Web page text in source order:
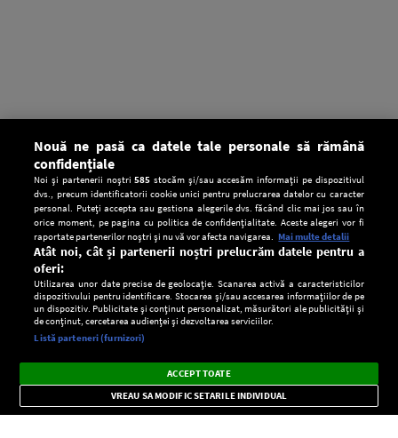
CONFIDENŢIALITATE
Setări:
Dark
Mode
Radio live, podcasturi, știri și alerte
importante.
×
Nouă ne pasă ca datele tale personale să rămână
confidențiale
Noi și partenerii noștri585 stocăm și/sau accesăm informații pe dispozitivul
dvs., precum identificatorii cookie unici pentru prelucrarea datelor cu caracter
personal. Puteți accepta sau gestiona alegerile dvs. făcând clic mai jos sau în
orice moment, pe pagina cu politica de confidențialitate. Aceste alegeri vor fi
raportate partenerilor noștri și nu vă vor afecta navigarea. Mai multe detalii
Atât noi, cât și partenerii noștri prelucrăm datele pentru a
oferi:
Utilizarea unor date precise de geolocație. Scanarea activă a caracteristicilor
dispozitivului pentru identificare. Stocarea și/sau accesarea informațiilor de pe
un dispozitiv. Publicitate și conținut personalizat, măsurători ale publicității și
de conținut, cercetarea audienței și dezvoltarea serviciilor.
Listă parteneri (furnizori)
ACCEPT TOATE
VREAU SA MODIFIC SETARILE INDIVIDUAL